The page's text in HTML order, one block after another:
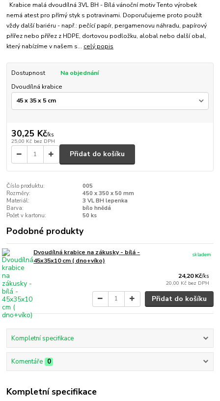
Krabice malá dvoudílná 3VL BH - Bílá vánoční motiv Tento výrobek
nemá atest pro přímý styk s potravinami. Doporučujeme proto použít
vždy další bariéru - např.: pečící papír, pergamenovu náhradu, papírový
přířez nebo přířez z HDPE, dortovou podložku, alobal nebo další obal,
který nabízíme v našem s... celý popis
Dostupnost
Na objednání
Dvoudílná krabice
30,25 Kč/ks
25,00 Kč bez DPH
Přidat do košíku
Číslo produktu:
005
Rozměry:
450 x 350 x 50 mm
Materiál:
3 VL BH lepenka
Barva:
bílo hnědá
Počet v kartonu:
50 ks
Podobné produkty
Dvoudílná krabice na zákusky - bílá -
45x35x10 cm ( dno+víko)
24,20 Kč/ks
20,00 Kč bez DPH
skladem
Přidat do košíku
Kompletní specifikace
Komentáře 0
Kompletní specifikace